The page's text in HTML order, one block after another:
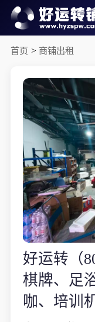
首页 > 商铺出租
好运转（
棋牌、足
咖、培训